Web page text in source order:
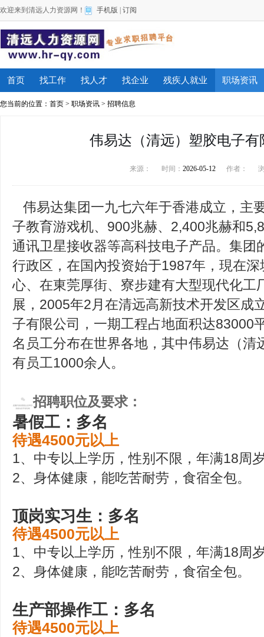
欢迎来到清远人力资源网！ 手机版 订阅
首页 找工作 找人才 找企业 残疾人就业 职场资讯
您当前的位置： 首页 > 职场资讯 > 招聘信息
伟易达（清远）塑胶电子有
来源： 时间： 2026-05-12 作者：
伟易达集团一九七六年于香港成立，主
子教育游戏机、900兆赫、2,400兆赫和
通讯卫星接收器等高科技电子产品。集团
行政区，在国內投资始于1987年，現在
心、在東莞厚街、寮步建有大型现代化工
展，2005年2月在清远高新技术开发区成
子有限公司，一期工程占地面积达83000
名员工分布在世界各地，其中伟易达（清
有员工1000余人。
招聘职位及要求：
暑假工：多名
待遇4500元以上
1、中专以上学历，性别不限，年满18周
2、身体健康，能吃苦耐劳，食宿全包。
顶岗实习生：多名
待遇4500元以上
1、中专以上学历，性别不限，年满18周
2、身体健康，能吃苦耐劳，食宿全包。
生产部操作工：多名
待遇4500元以上